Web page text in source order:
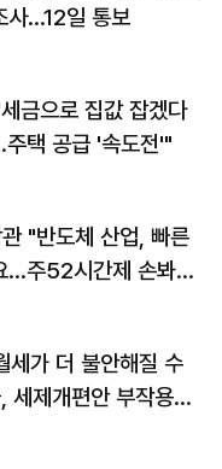
사...12일 통보
금으로 집값 잡겠다
택 공급 '속도전'"
"반도체 산업, 빠른
…주52시간제 손봐
세가 더 불안해질 수
세제개편안 부작용